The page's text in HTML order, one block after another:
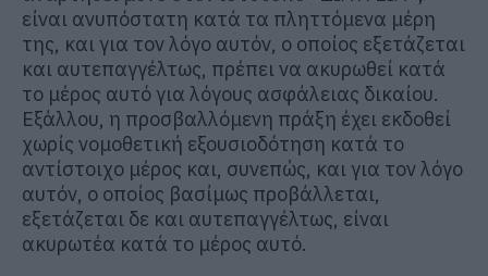
είναι ανυπόστατη κατά τα πληττόμενα μέρη
της, και για τον λόγο αυτόν, ο οποίος εξετάζεται
και αυτεπαγγέλτως, πρέπει να ακυρωθεί κατά
το μέρος αυτό για λόγους ασφάλειας δικαίου.
Εξάλλου, η προσβαλλόμενη πράξη έχει εκδοθεί
χωρίς νομοθετική εξουσιοδότηση κατά το
αντίστοιχο μέρος και, συνεπώς, και για τον λόγο
αυτόν, ο οποίος βασίμως προβάλλεται,
εξετάζεται δε και αυτεπαγγέλτως, είναι
ακυρωτέα κατά το μέρος αυτό.